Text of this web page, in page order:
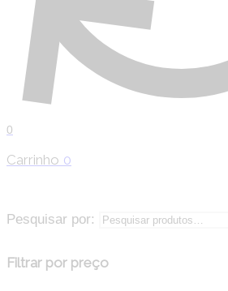
0
Carrinho 0
Pesquisar por:
Filtrar por preço